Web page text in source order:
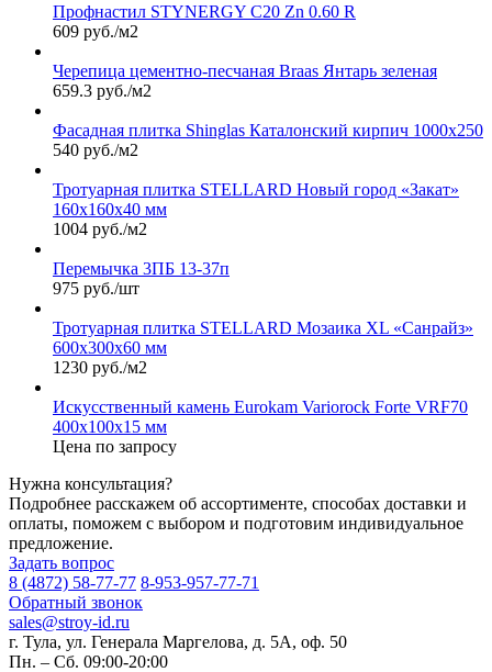
Профнастил STYNERGY С20 Zn 0.60 R
609 руб./м2
Черепица цементно-песчаная Braas Янтарь зеленая
659.3 руб./м2
Фасадная плитка Shinglas Каталонский кирпич 1000х250
540 руб./м2
Тротуарная плитка STELLARD Новый город «Закат»
160х160х40 мм
1004 руб./м2
Перемычка 3ПБ 13-37п
975 руб./шт
Тротуарная плитка STELLARD Мозаика XL «Санрайз»
600х300х60 мм
1230 руб./м2
Искусственный камень Eurokam Variorock Forte VRF70
400х100х15 мм
Цена по запросу
Нужна консультация?
Подробнее расскажем об ассортименте, способах доставки и
оплаты, поможем с выбором и подготовим индивидуальное
предложение.
Задать вопрос
8 (4872) 58-77-77 8-953-957-77-71
Обратный звонок
sales@stroy-id.ru
г. Тула, ул. Генерала Маргелова, д. 5А, оф. 50
Пн. – Cб. 09:00-20:00